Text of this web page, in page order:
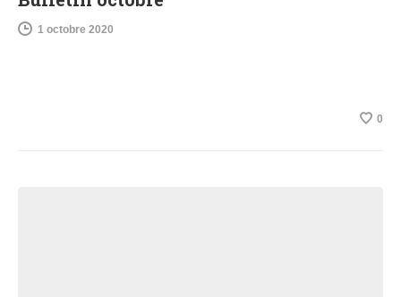
1 octobre 2020
0